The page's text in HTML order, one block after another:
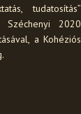
tudatosítás”
2020
a Kohéziós